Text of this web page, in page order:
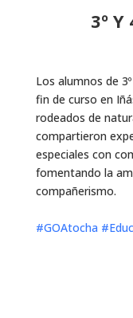
3º Y
Los alumnos de
fin de curso en
rodeados de
compartieron
especiales con
fomentando la
compañerismo.
#GOAtocha